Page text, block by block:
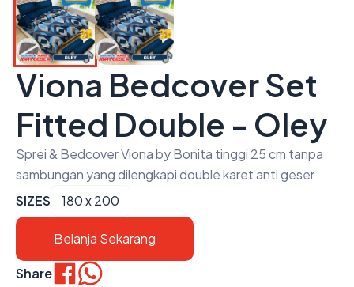
Viona Bedcover Set
Fitted Double - Oley
Sprei & Bedcover Viona by Bonita tinggi 25 cm tanpa
sambungan yang dilengkapi double karet anti geser
SIZES
180 x 200
Belanja Sekarang
Share